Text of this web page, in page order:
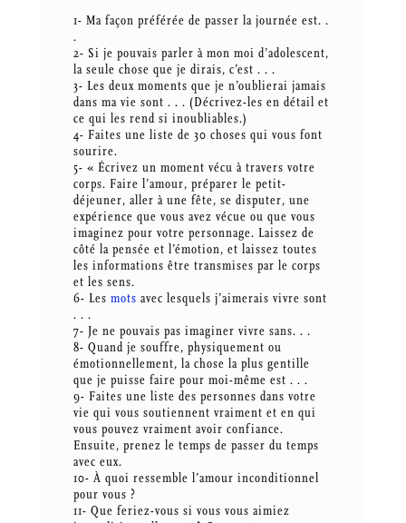
1- Ma façon préférée de passer la journée est. .
.
2- Si je pouvais parler à mon moi d’adolescent,
la seule chose que je dirais, c’est . . .
3- Les deux moments que je n’oublierai jamais
dans ma vie sont . . . (Décrivez-les en détail et
ce qui les rend si inoubliables.)
4- Faites une liste de 30 choses qui vous font
sourire.
5- « Écrivez un moment vécu à travers votre
corps. Faire l’amour, préparer le petit-
déjeuner, aller à une fête, se disputer, une
expérience que vous avez vécue ou que vous
imaginez pour votre personnage. Laissez de
côté la pensée et l’émotion, et laissez toutes
les informations être transmises par le corps
et les sens.
6- Les mots avec lesquels j’aimerais vivre sont
. . .
7- Je ne pouvais pas imaginer vivre sans. . .
8- Quand je souffre, physiquement ou
émotionnellement, la chose la plus gentille
que je puisse faire pour moi-même est . . .
9- Faites une liste des personnes dans votre
vie qui vous soutiennent vraiment et en qui
vous pouvez vraiment avoir confiance.
Ensuite, prenez le temps de passer du temps
avec eux.
10- À quoi ressemble l’amour inconditionnel
pour vous ?
11- Que feriez-vous si vous vous aimiez